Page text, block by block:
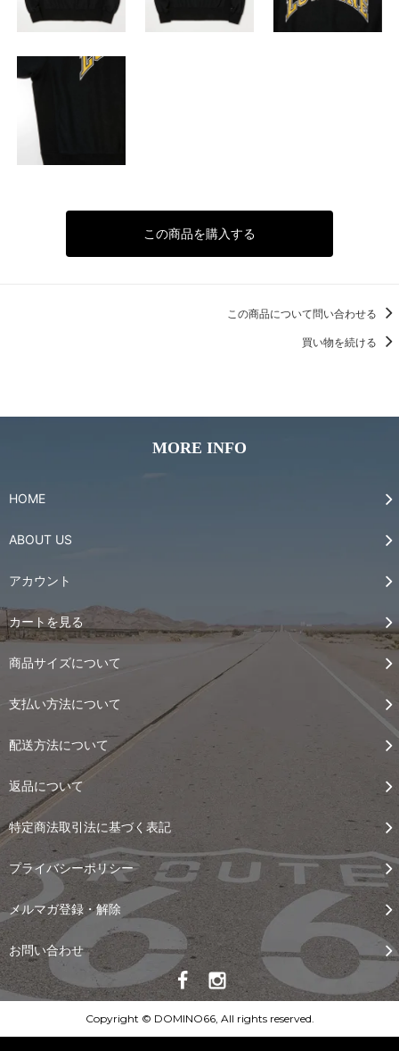
この商品を購入する
この商品について問い合わせる
買い物を続ける
MORE INFO
HOME
ABOUT US
アカウント
カートを見る
商品サイズについて
支払い方法について
配送方法について
返品について
特定商法取引法に基づく表記
プライバシーポリシー
メルマガ登録・解除
お問い合わせ
Copyright © DOMINO66, All rights reserved.